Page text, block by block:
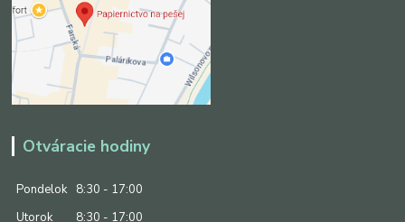
Otváracie hodiny
Pondelok
8:30 - 17:00
Utorok
8:30 - 17:00